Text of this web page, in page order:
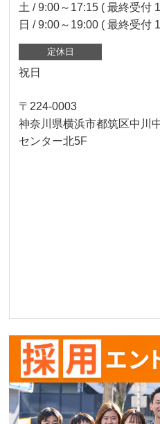
土 / 9:00～17:15 ( 最終受付
日 / 9:00～19:00 ( 最終受付
定休日
祝日
〒224-0003
神奈川県横浜市都筑区中川
センター北5F